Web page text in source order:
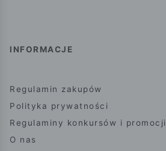
INFORMACJE
Regulamin zakupów
Polityka prywatności
Regulaminy konkursów i promocji
O nas